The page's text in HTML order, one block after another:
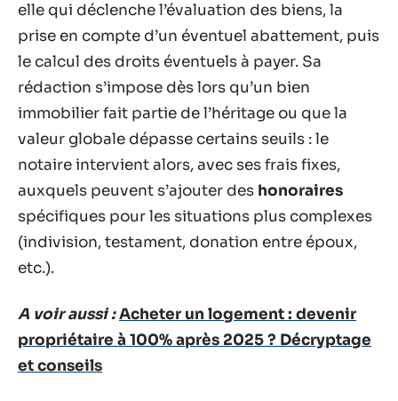
elle qui déclenche l’évaluation des biens, la
prise en compte d’un éventuel abattement, puis
le calcul des droits éventuels à payer. Sa
rédaction s’impose dès lors qu’un bien
immobilier fait partie de l’héritage ou que la
valeur globale dépasse certains seuils : le
notaire intervient alors, avec ses frais fixes,
auxquels peuvent s’ajouter des honoraires
spécifiques pour les situations plus complexes
(indivision, testament, donation entre époux,
etc.).
A voir aussi :Acheter un logement : devenir
propriétaire à 100% après 2025 ? Décryptage
et conseils